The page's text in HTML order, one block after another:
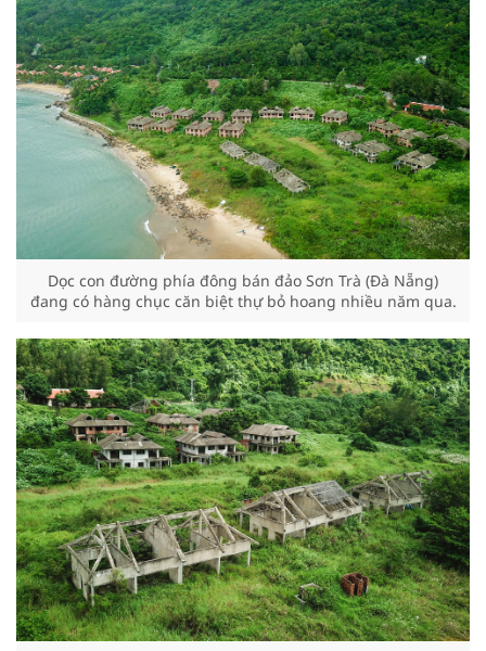
Dọc con đường phía đông bán đảo Sơn Trà (Đà Nẵng)
đang có hàng chục căn biệt thự bỏ hoang nhiều năm qua.